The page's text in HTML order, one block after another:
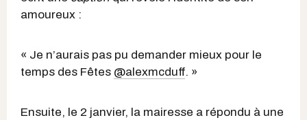
amoureux :
« Je n’aurais pas pu demander mieux pour le
temps des Fêtes @alexmcduff. »
Ensuite, le 2 janvier, la mairesse a répondu à une